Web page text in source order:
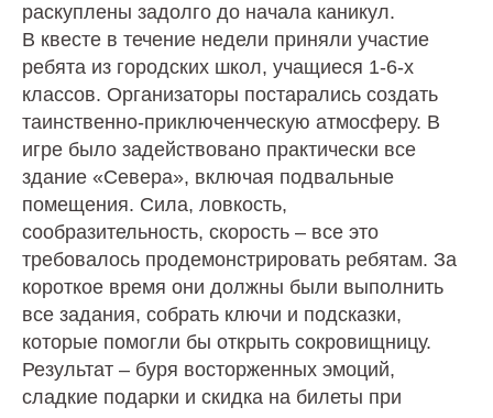
раскуплены задолго до начала каникул.
В квесте в течение недели приняли участие
ребята из городских школ, учащиеся 1-6-х
классов. Организаторы постарались создать
таинственно-приключенческую атмосферу. В
игре было задействовано практически все
здание «Севера», включая подвальные
помещения. Сила, ловкость,
сообразительность, скорость – все это
требовалось продемонстрировать ребятам. За
короткое время они должны были выполнить
все задания, собрать ключи и подсказки,
которые помогли бы открыть сокровищницу.
Результат – буря восторженных эмоций,
сладкие подарки и скидка на билеты при